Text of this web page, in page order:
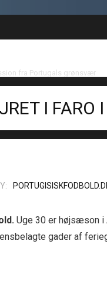
fra Portugals grønsvær
I FARO
Uge 30 er højsæson i
gader af